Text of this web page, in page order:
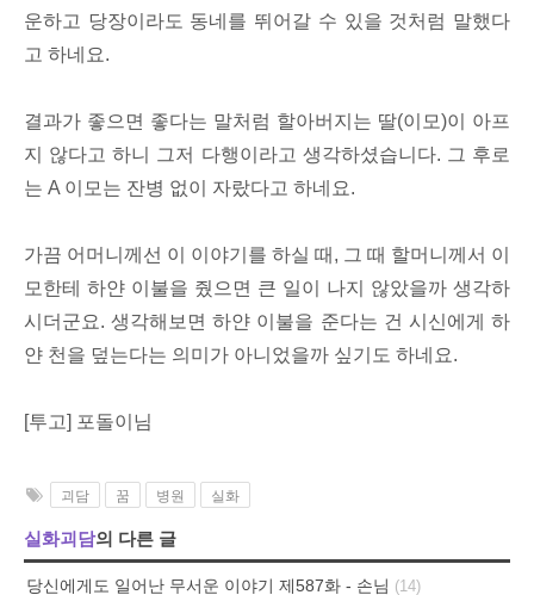
운하고 당장이라도 동네를 뛰어갈 수 있을 것처럼 말했다
고 하네요.
결과가 좋으면 좋다는 말처럼 할아버지는 딸(이모)이 아프
지 않다고 하니 그저 다행이라고 생각하셨습니다. 그 후로
는 A 이모는 잔병 없이 자랐다고 하네요.
가끔 어머니께선 이 이야기를 하실 때, 그 때 할머니께서 이
모한테 하얀 이불을 줬으면 큰 일이 나지 않았을까 생각하
시더군요. 생각해보면 하얀 이불을 준다는 건 시신에게 하
얀 천을 덮는다는 의미가 아니었을까 싶기도 하네요.
[투고] 포돌이님
괴담 꿈 병원 실화
실화괴담의 다른 글
당신에게도 일어난 무서운 이야기 제587화 - 손님 (14)